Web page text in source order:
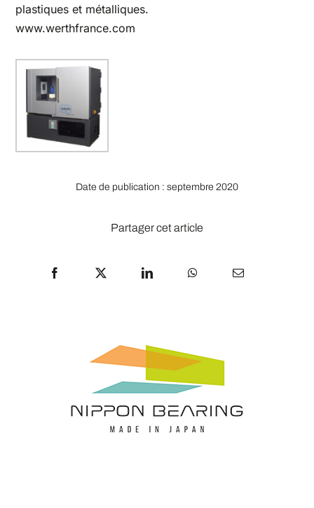
plastiques et métalliques.
www.werthfrance.com
Date de publication : septembre 2020
Partager cet article